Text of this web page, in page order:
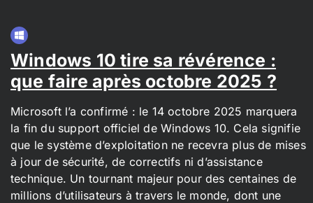
Windows 10 tire sa révérence :
que faire après octobre 2025 ?
Microsoft l’a confirmé : le 14 octobre 2025 marquera
la fin du support officiel de Windows 10. Cela signifie
que le système d’exploitation ne recevra plus de mises
à jour de sécurité, de correctifs ni d’assistance
technique. Un tournant majeur pour des centaines de
millions d’utilisateurs à travers le monde, dont une